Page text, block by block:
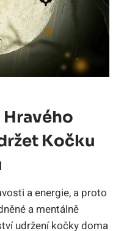
Kočku
a energie, a proto
a mentálně
udržení kočky doma